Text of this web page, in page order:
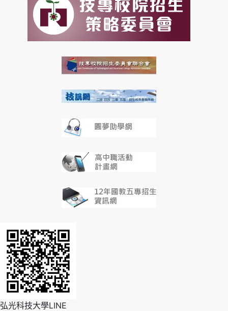
弘光科技大學LINE